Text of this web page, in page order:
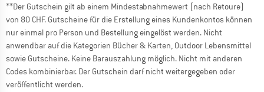
**Der Gutschein gilt ab einem Mindestabnahmewert (nach Retoure)
von 80 CHF. Gutscheine für die Erstellung eines Kundenkontos können
nur einmal pro Person und Bestellung eingelöst werden. Nicht
anwendbar auf die Kategorien Bücher & Karten, Outdoor Lebensmittel
sowie Gutscheine. Keine Barauszahlung möglich. Nicht mit anderen
Codes kombinierbar. Der Gutschein darf nicht weitergegeben oder
veröffentlicht werden.